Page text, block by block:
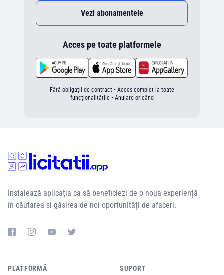
Vezi abonamentele
Acces pe toate platformele
Fără obligații de contract • Acces complet la toate
funcționalitățile • Anulare oricând
Instalează aplicația ca să beneficiezi de o noua experiență
în căutarea si găsirea de noi oportunități de afaceri.
PLATFORMĂ SUPORT